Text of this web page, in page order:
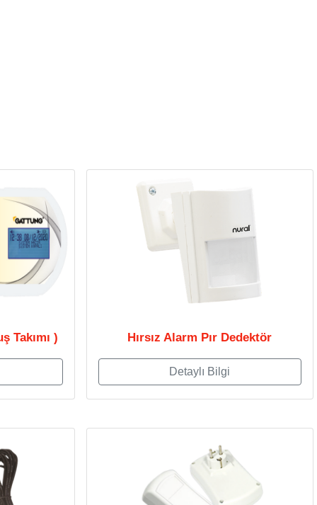
Takımı ) Hırsız Alarm Pır Dedektör
Detaylı Bilgi